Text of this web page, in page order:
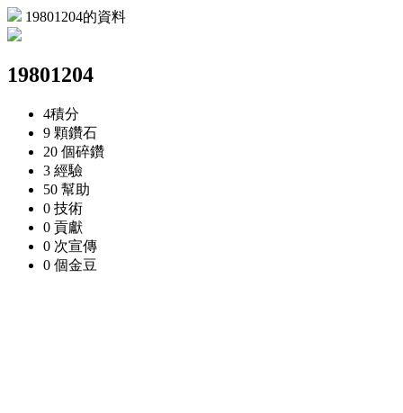
19801204的資料
19801204
4積分
9 顆鑽石
20 個碎鑽
3 經驗
50 幫助
0 技術
0 貢獻
0 次宣傳
0 個金豆